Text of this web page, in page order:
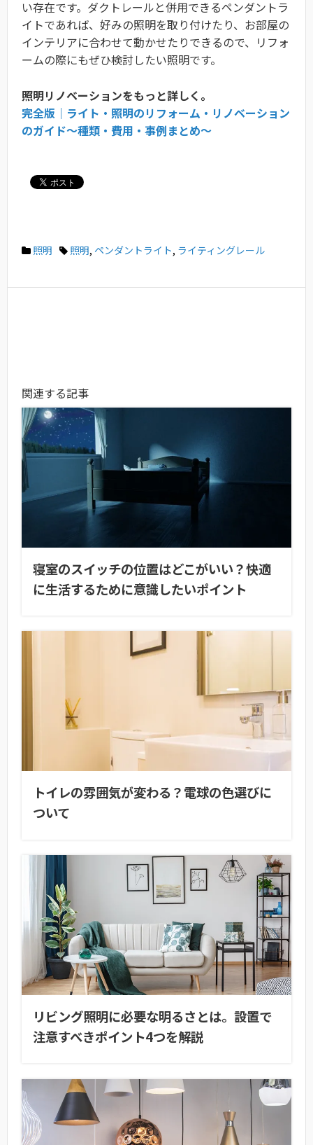
い存在です。ダクトレールと併用できるペンダントラ
イトであれば、好みの照明を取り付けたり、お部屋の
インテリアに合わせて動かせたりできるので、リフォ
ームの際にもぜひ検討したい照明です。
照明リノベーションをもっと詳しく。
完全版｜ライト・照明のリフォーム・リノベーション
のガイド〜種類・費用・事例まとめ〜
照明 照明, ペンダントライト, ライティングレール
関連する記事
寝室のスイッチの位置はどこがいい？快適
に生活するために意識したいポイント
トイレの雰囲気が変わる？電球の色選びに
ついて
リビング照明に必要な明るさとは。設置で
注意すべきポイント4つを解説